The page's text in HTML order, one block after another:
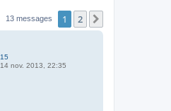
13 messages 1 2
15
14 nov. 2013, 22:35